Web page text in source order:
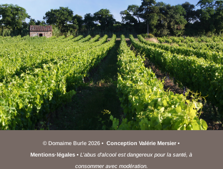
© Domaime Burle 2026 • ‌ Conception‌ Valérie Mersier •
Mentions‌·légales •L’abus d'alcool est dangereux pour la santé, à
consommer avec modération.